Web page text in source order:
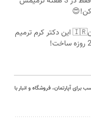
کن!😍
برای اولین بار در ایران🇮🇷 این دکتر کرم ترمیم
آپارتمان، فروشگاه و انبار با